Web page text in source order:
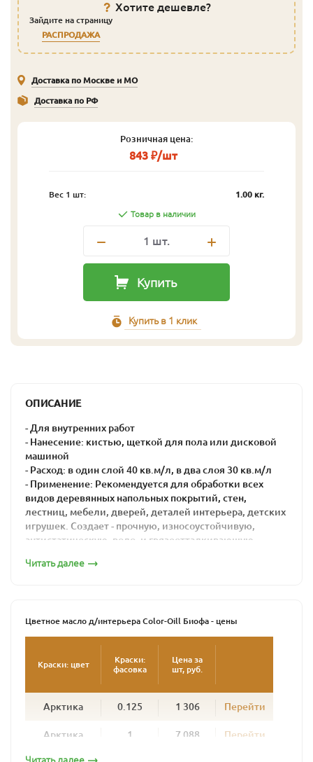
Хотите дешевле?
Зайдите на страницу
РАСПРОДАЖА
Доставка по Москве и МО
Доставка по РФ
Розничная цена:
843 ₽/шт
Вес 1 шт: 1.00 кг.
Товар в наличии
1 шт.
Купить
Купить в 1 клик
ОПИСАНИЕ
- Для внутренних работ
- Нанесение: кистью, щеткой для пола или дисковой
машиной
- Расход: в один слой 40 кв.м/л, в два слоя 30 кв.м/л
- Применение: Рекомендуется для обработки всех
видов деревянных напольных покрытий, стен,
лестниц, мебели, дверей, деталей интерьера, детских
игрушек. Создает - прочную, износоустойчивую,
антистатическую, водо- и грязеотталкивающую
- Поверхность: матовая
растворителей продукт, состоящий из
высококачественных биомасел и восков.
Создает устойчивую к образованию пятен, прочную и
износостойкую поверхность. Обладает
водо – и грязеотталкивающие свойства, легкость в
наноситься кистью, валиком или методом
Читать далее
Цветное масло д/интерьера Color-Oill Биофа - цены
Краски: цвет
Краски:
фасовка
Цена за
шт, руб.
Арктика 0.125 1 306 Перейти
Арктика 1 7 088 Перейти
Читать далее